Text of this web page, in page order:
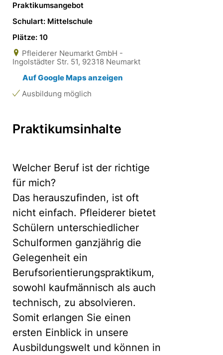
Praktikumsangebot
Schulart: Mittelschule
Plätze: 10
Pfleiderer Neumarkt GmbH -
Ingolstädter Str. 51, 92318 Neumarkt
Auf Google Maps anzeigen
Ausbildung möglich
Praktikumsinhalte
Welcher Beruf ist der richtige
für mich?
Das herauszufinden, ist oft
nicht einfach. Pfleiderer bietet
Schülern unterschiedlicher
Schulformen ganzjährig die
Gelegenheit ein
Berufsorientierungspraktikum,
sowohl kaufmännisch als auch
technisch, zu absolvieren.
Somit erlangen Sie einen
ersten Einblick in unsere
Ausbildungswelt und können in